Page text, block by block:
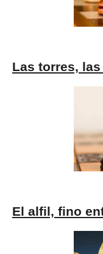
Las torres,
El alfil, fino